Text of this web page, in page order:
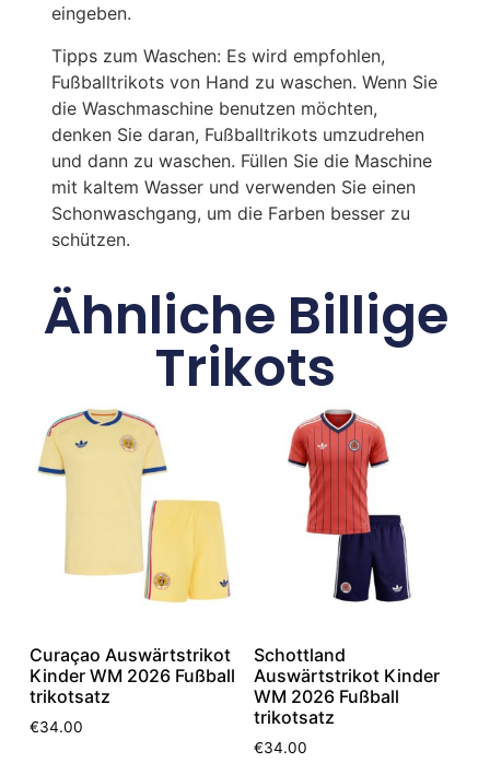
eingeben.
Tipps zum Waschen: Es wird empfohlen,
Fußballtrikots von Hand zu waschen. Wenn Sie
die Waschmaschine benutzen möchten,
denken Sie daran, Fußballtrikots umzudrehen
und dann zu waschen. Füllen Sie die Maschine
mit kaltem Wasser und verwenden Sie einen
Schonwaschgang, um die Farben besser zu
schützen.
Ähnliche Billige
Trikots
Curaçao Auswärtstrikot
Kinder WM 2026 Fußball
trikotsatz
€34.00
Schottland
Auswärtstrikot Kinder
WM 2026 Fußball
trikotsatz
€34.00